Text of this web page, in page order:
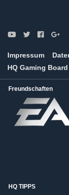
Impressum
HQ Gaming Board
Freundschaften
HQ TIPPS